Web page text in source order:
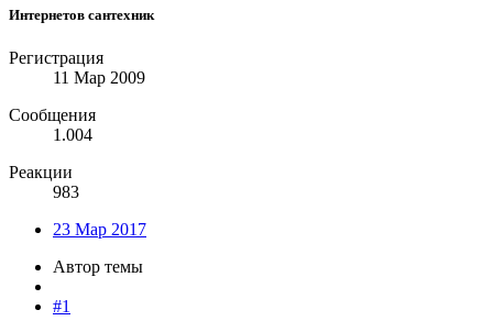
Интернетов сантехник
Регистрация
11 Мар 2009
Сообщения
1.004
Реакции
983
23 Мар 2017
Автор темы
#1